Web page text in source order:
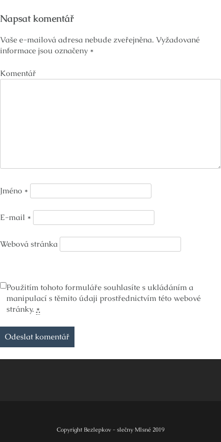
Napsat komentář
Vaše e-mailová adresa nebude zveřejněna. Vyžadované
informace jsou označeny *
Komentář
Jméno *
E-mail *
Webová stránka
Použitím tohoto formuláře souhlasíte s ukládáním a
manipulací s těmito údaji prostřednictvím této webové
stránky. *
Copyright Bezlepkov - slečny Mlsné 2019